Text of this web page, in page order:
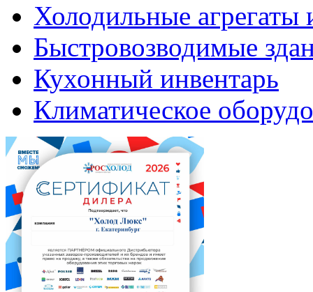
Холодильные агрегаты
Быстровозводимые
Кухонный инвентарь
Климатическое